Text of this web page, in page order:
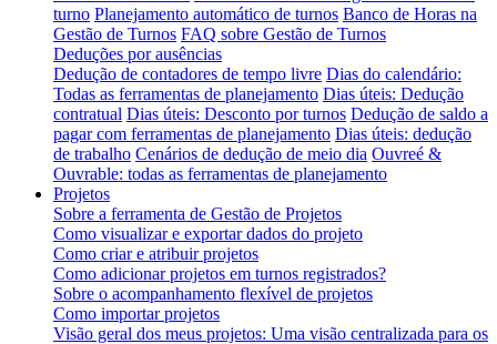
turno Planejamento automático de turnos Banco de Horas na
Gestão de Turnos FAQ sobre Gestão de Turnos
Deduções por ausências
Dedução de contadores de tempo livre Dias do calendário:
Todas as ferramentas de planejamento Dias úteis: Dedução
contratual Dias úteis: Desconto por turnos Dedução de saldo a
pagar com ferramentas de planejamento Dias úteis: dedução
de trabalho Cenários de dedução de meio dia Ouvreé &
Ouvrable: todas as ferramentas de planejamento
Projetos
Sobre a ferramenta de Gestão de Projetos
Como visualizar e exportar dados do projeto
Como criar e atribuir projetos
Como adicionar projetos em turnos registrados?
Sobre o acompanhamento flexível de projetos
Como importar projetos
Visão geral dos meus projetos: Uma visão centralizada para os